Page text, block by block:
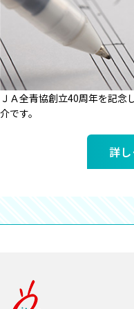
ＪＡ全青協創立40周年を記念
介です。
詳